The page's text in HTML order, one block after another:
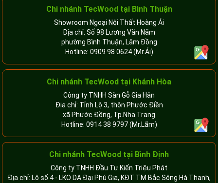
Chi nhánh TecWood tại Bình Thuận
Showroom Ngoại Nội Thất Hoàng Ái
Địa chỉ: Số 98 Lương Văn Năm
phường Bình Thuận, Lâm Đồng
Hotline: 0909 98 0624(Mr.Ái)
Chi nhánh TecWood tại Khánh Hòa
Công ty TNHH Sàn Gỗ Gia Hân
Địa chỉ: Tỉnh Lộ 3, thôn Phước Điền
xã Phước Đồng, Tp.Nha Trang
Hotline: 0914 38 9797(Mr.Lãm)
Chi nhánh TecWood tại Bình Định
Công ty TNHH Đầu Tư Kiến Triệu Phát
Địa chỉ: Lô số 4 - LKO DA Đại Phú Gia, KĐT TM Bắc Sông Hà Thanh,